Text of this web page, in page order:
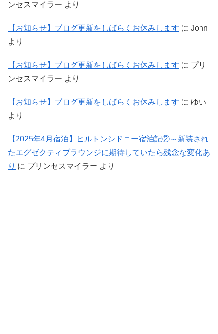
ンセスマイラー より
【お知らせ】ブログ更新をしばらくお休みします に John
より
【お知らせ】ブログ更新をしばらくお休みします に プリ
ンセスマイラー より
【お知らせ】ブログ更新をしばらくお休みします に ゆい
より
【2025年4月宿泊】ヒルトンシドニー宿泊記②～新装され
たエグゼクティブラウンジに期待していたら残念な変化あ
り に プリンセスマイラー より